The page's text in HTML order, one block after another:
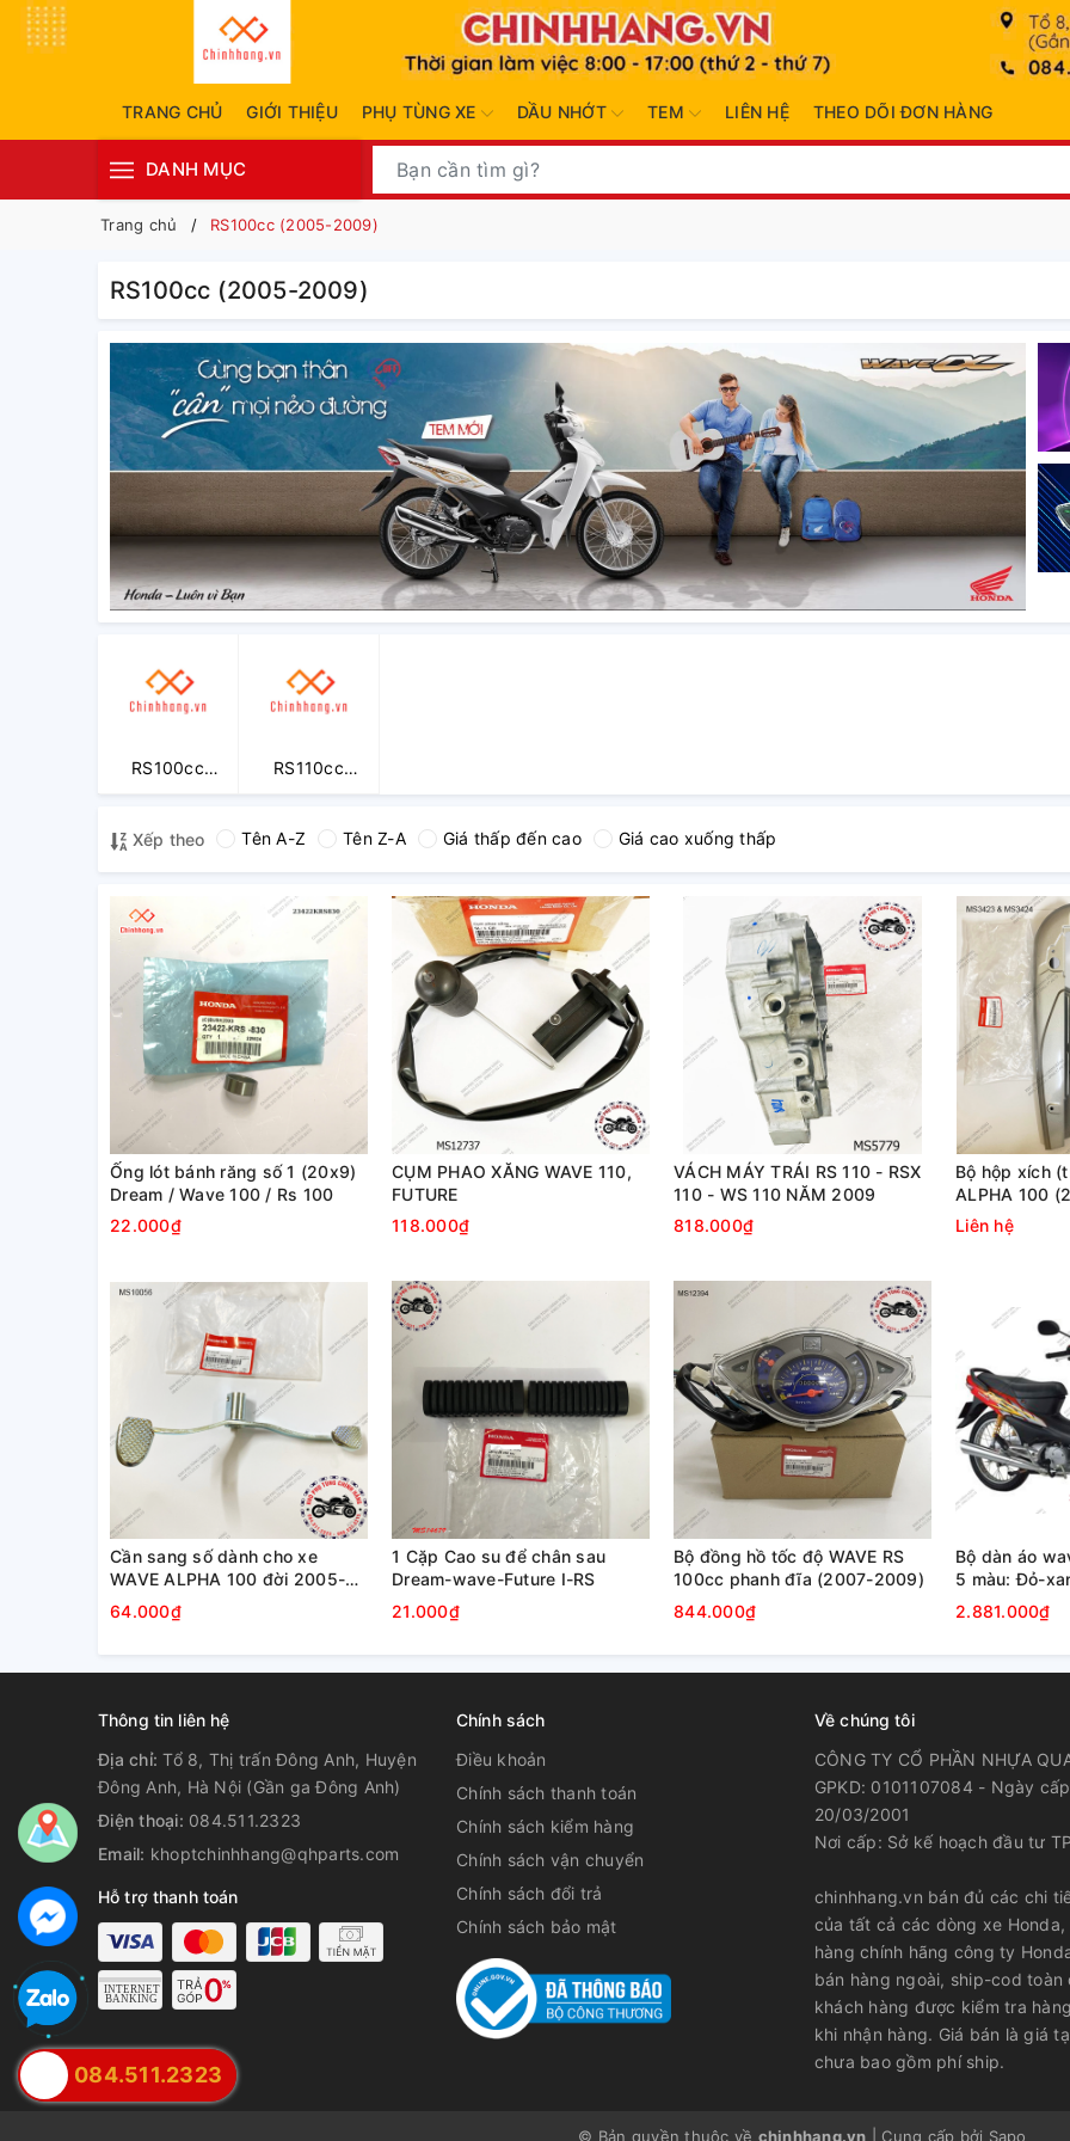
TRANG CHỦ GIỚI THIỆU PHỤ TÙNG XE DẦU NHỚT TEM LIÊN HỆ THEO DÕI ĐƠN HÀNG
DANH MỤC
Trang chủ RS100cc (2005-2009)
RS100cc (2005-2009)
RS100cc
(2005-2009)
RS110cc
(2009-2014)
Xếp theo Tên A-Z Tên Z-A Giá thấp đến cao Giá cao xuống thấp
Ống lót bánh răng số 1 (20x9)
Dream / Wave 100 / Rs 100
22.000₫
CỤM PHAO XĂNG WAVE 110,
FUTURE
118.000₫
VÁCH MÁY TRÁI RS 110 - RSX
110 - WS 110 NĂM 2009
818.000₫
Bộ hộp xích
ALPHA 100
100 RS
Liên hệ
Cần sang số dành cho xe
WAVE ALPHA 100 đời 2005-
2015 +Rs100cc
64.000₫
1 Cặp Cao su để chân sau
Dream-wave-Future I-RS
21.000₫
Bộ đồng hồ tốc độ WAVE RS
100cc phanh đĩa (2007-2009)
844.000₫
Bộ dàn áo
5 màu: Đỏ-
Tím hồng-
2.881.000₫
Thông tin liên hệ
Địa chỉ:Tổ 8, Thị trấn Đông Anh, Huyện
Đông Anh, Hà Nội (Gần ga Đông Anh)
Điện thoại: 084.511.2323
Email: khoptchinhhang@qhparts.com
Hỗ trợ thanh toán
Chính sách
Điều khoản
Chính sách thanh toán
Chính sách kiểm hàng
Chính sách vận chuyển
Chính sách đổi trả
Chính sách bảo mật
Về chúng tôi
CÔNG TY CỔ PHẦN NHỰA
GPKD: 0101107084 - Ngày
20/03/2001
Nơi cấp: Sở kế hoạch đầu tư
chinhhang.vn bán đủ các chi
của tất cả các dòng xe Honda,
hàng chính hãng công ty
bán hàng ngoài, ship-cod toàn
khách hàng được kiểm tra
khi nhận hàng. Giá bán là giá
chưa bao gồm phí ship.
© Bản quyền thuộc về chinhhang.vn Cung cấp bởi Sapo
084.511.2323